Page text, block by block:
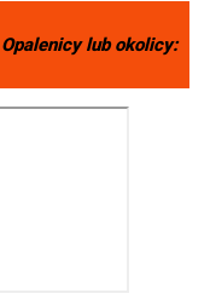
Opalenicylub okolicy: